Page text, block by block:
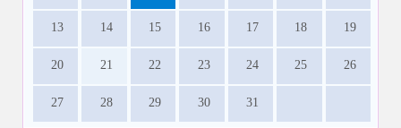
13 14 15 16 17 18 19
20 21 22 23 24 25 26
27 28 29 30 31